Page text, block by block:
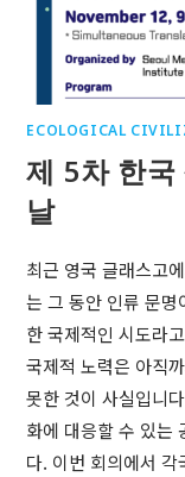
ECOLOGICAL
제 5차 한
날
최근 영국 글래스고
는 그 동안 인류 문명
한 국제적인 시도라
국제적 노력은 아직
못한 것이 사실입니
화에 대응할 수 있는
다. 이번 회의에서